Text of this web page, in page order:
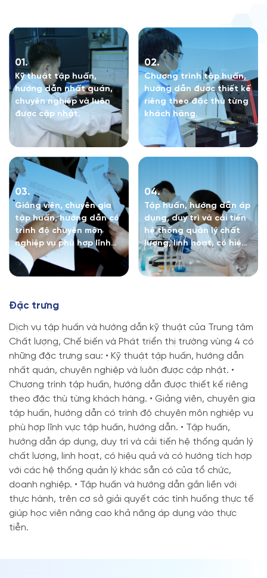
01.
Kỹ thuật tập huấn,
hướng dẫn nhất quán,
chuyên nghiệp và luôn
được cập nhật.
02.
Chương trình tập huấn,
hướng dẫn được thiết kế
riêng theo đặc thù từng
khách hàng.
03.
Giảng viên, chuyên gia
tập huấn, hướng dẫn có
trình độ chuyên môn
nghiệp vụ phù hợp lĩnh
vực tập huấn, hướng
dẫn.
04.
Tập huấn, hướng dẫn áp
dụng, duy trì và cải tiến
hệ thống quản lý chất
lượng, linh hoạt, có hiệu
quả và có hướng tích
hợp với các hệ thống
Đặc trưng
Dịch vụ tập huấn và hướng dẫn kỹ thuật của Trung tâm
Chất lượng, Chế biến và Phát triển thị trường vùng 4 có
những đặc trưng sau: • Kỹ thuật tập huấn, hướng dẫn
nhất quán, chuyên nghiệp và luôn được cập nhật. •
Chương trình tập huấn, hướng dẫn được thiết kế riêng
theo đặc thù từng khách hàng. • Giảng viên, chuyên gia
tập huấn, hướng dẫn có trình độ chuyên môn nghiệp vụ
phù hợp lĩnh vực tập huấn, hướng dẫn. • Tập huấn,
hướng dẫn áp dụng, duy trì và cải tiến hệ thống quản lý
chất lượng, linh hoạt, có hiệu quả và có hướng tích hợp
với các hệ thống quản lý khác sẵn có của tổ chức,
doanh nghiệp. • Tập huấn và hướng dẫn gắn liền với
thực hành, trên cơ sở giải quyết các tình huống thực tế
giúp học viên nâng cao khả năng áp dụng vào thực
tiễn.